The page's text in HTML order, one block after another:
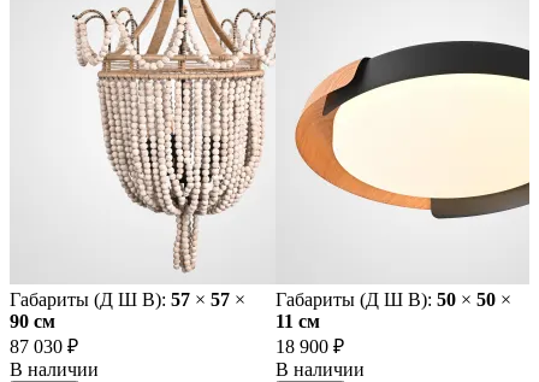
Габариты (Д Ш В): 57 × 57 ×
90 cм
87 030 ₽
В наличии
Габариты (Д Ш В): 50 × 50 ×
11 cм
18 900 ₽
В наличии